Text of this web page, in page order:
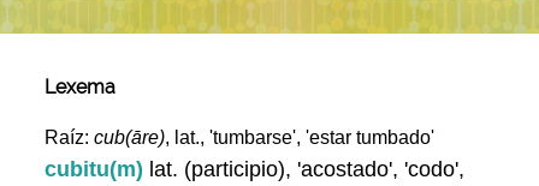
Lexema
Raíz:cub(āre), lat., 'tumbarse', 'estar tumbado'
cubitu(m) lat. (participio), 'acostado', 'codo',